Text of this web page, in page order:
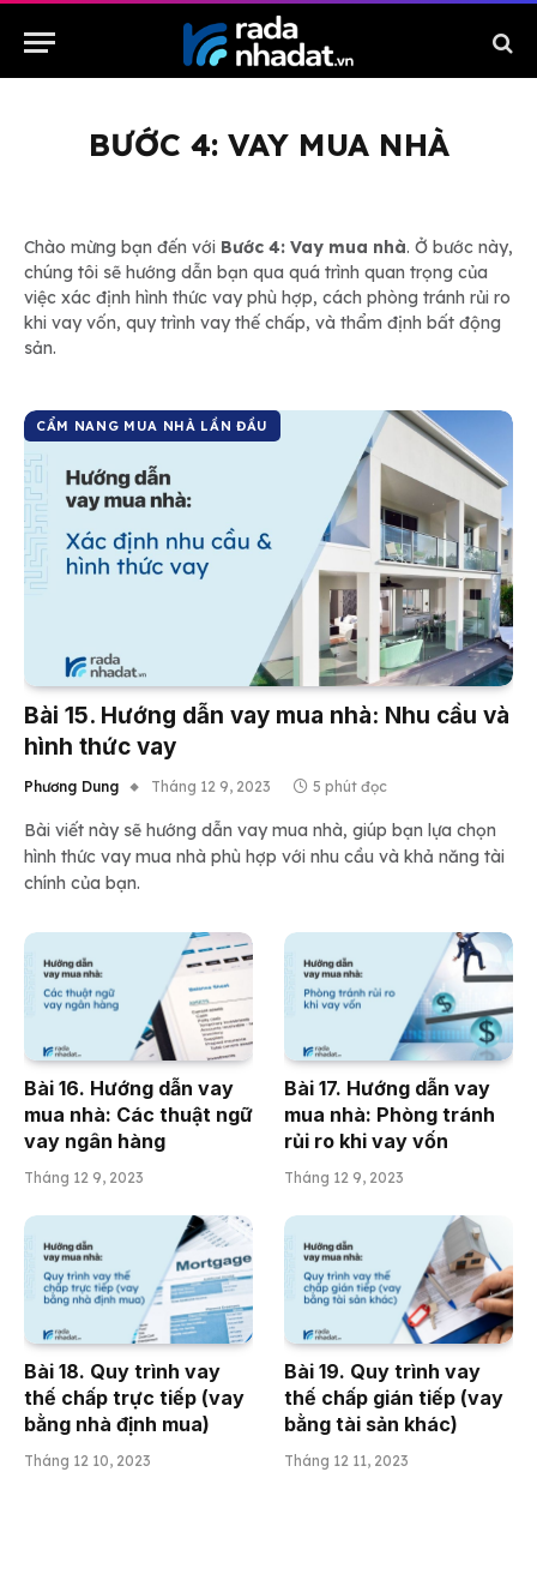
BƯỚC 4: VAY MUA NHÀ
Chào mừng bạn đến với Bước 4: Vay mua nhà. Ở bước này,
chúng tôi sẽ hướng dẫn bạn qua quá trình quan trọng của
việc xác định hình thức vay phù hợp, cách phòng tránh rủi ro
khi vay vốn, quy trình vay thế chấp, và thẩm định bất động
sản.
CẨM NANG MUA NHÀ LẦN ĐẦU
Bài 15. Hướng dẫn vay mua nhà: Nhu cầu và
hình thức vay
Phương Dung Tháng 12 9, 2023 5 phút đọc
Bài viết này sẽ hướng dẫn vay mua nhà, giúp bạn lựa chọn
hình thức vay mua nhà phù hợp với nhu cầu và khả năng tài
chính của bạn.
Bài 16. Hướng dẫn vay
mua nhà: Các thuật ngữ
vay ngân hàng
Tháng 12 9, 2023
Bài 17. Hướng dẫn vay
mua nhà: Phòng tránh
rủi ro khi vay vốn
Tháng 12 9, 2023
Bài 18. Quy trình vay
thế chấp trực tiếp (vay
bằng nhà định mua)
Tháng 12 10, 2023
Bài 19. Quy trình vay
thế chấp gián tiếp (vay
bằng tài sản khác)
Tháng 12 11, 2023